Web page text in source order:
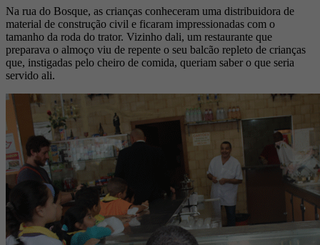
Na rua do Bosque, as crianças conheceram uma distribuidora de
material de construção civil e ficaram impressionadas com o
tamanho da roda do trator. Vizinho dali, um restaurante que
preparava o almoço viu de repente o seu balcão repleto de crianças
que, instigadas pelo cheiro de comida, queriam saber o que seria
servido ali.